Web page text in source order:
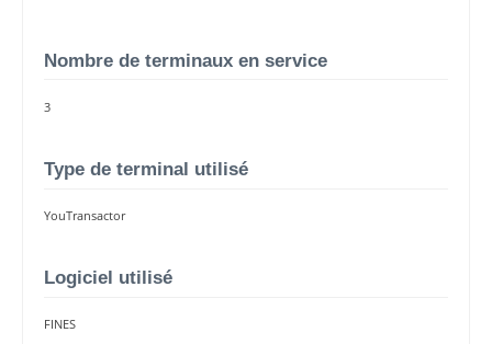
Nombre de terminaux en service
3
Type de terminal utilisé
YouTransactor
Logiciel utilisé
FINES